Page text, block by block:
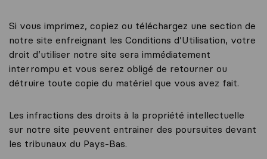
Si vous imprimez, copiez ou téléchargez une section de
notre site enfreignant les Conditions d’Utilisation, votre
droit d’utiliser notre site sera immédiatement
interrompu et vous serez obligé de retourner ou
détruire toute copie du matériel que vous avez fait.
Les infractions des droits à la propriété intellectuelle
sur notre site peuvent entrainer des poursuites devant
les tribunaux du Pays-Bas.